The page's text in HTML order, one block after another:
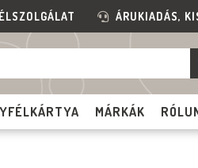
ÁRUKIADÁS,
MÁRKÁK